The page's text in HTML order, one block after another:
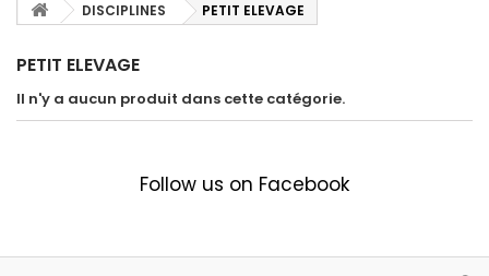
DISCIPLINES PETIT ELEVAGE
PETIT ELEVAGE
Il n'y a aucun produit dans cette catégorie.
Follow us on Facebook